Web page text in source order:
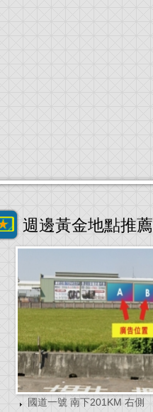
週邊黃金地點推薦
國道一號 南下201KM 右側